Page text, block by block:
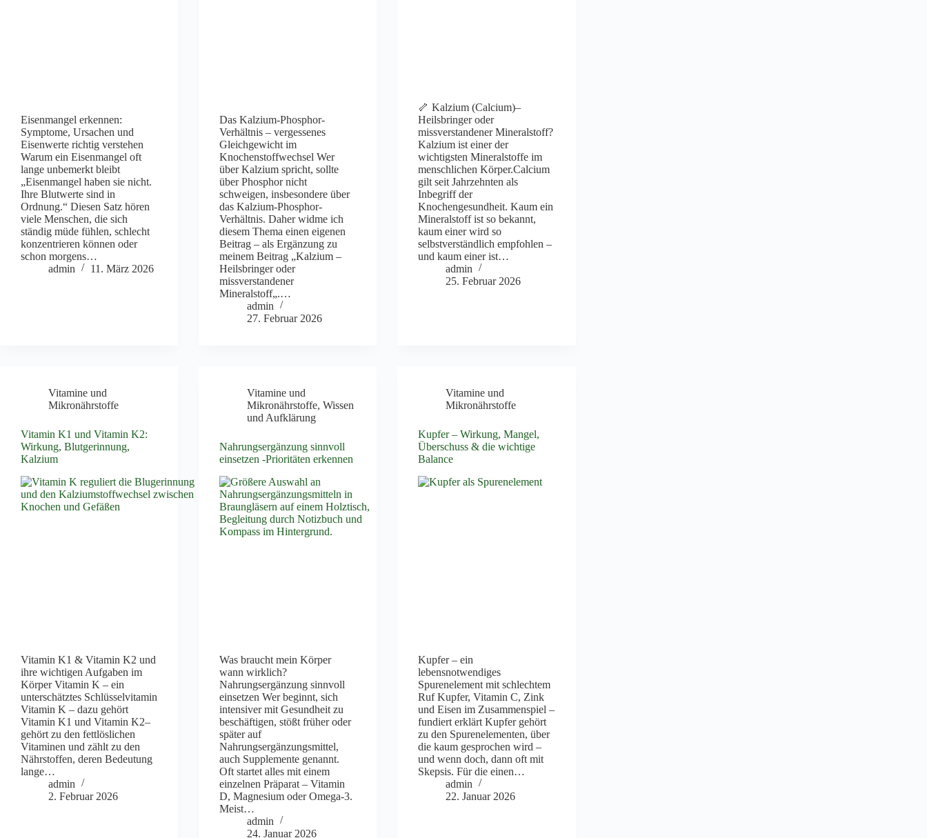
Eisenmangel erkennen:
Symptome, Ursachen und
Eisenwerte richtig verstehen
Warum ein Eisenmangel oft
lange unbemerkt bleibt
„Eisenmangel haben sie nicht.
Ihre Blutwerte sind in
Ordnung.“ Diesen Satz hören
viele Menschen, die sich
ständig müde fühlen, schlecht
konzentrieren können oder
schon morgens…
admin
11. März 2026
Das Kalzium-Phosphor-
Verhältnis – vergessenes
Gleichgewicht im
Knochenstoffwechsel Wer
über Kalzium spricht, sollte
über Phosphor nicht
schweigen, insbesondere über
das Kalzium-Phosphor-
Verhältnis. Daher widme ich
diesem Thema einen eigenen
Beitrag – als Ergänzung zu
meinem Beitrag „Kalzium –
Heilsbringer oder
missverstandener
Mineralstoff„.…
admin
27. Februar 2026
🦴 Kalzium (Calcium)–
Heilsbringer oder
missverstandener Mineralstoff?
Kalzium ist einer der
wichtigsten Mineralstoffe im
menschlichen Körper.Calcium
gilt seit Jahrzehnten als
Inbegriff der
Knochengesundheit. Kaum ein
Mineralstoff ist so bekannt,
kaum einer wird so
selbstverständlich empfohlen –
und kaum einer ist…
admin
25. Februar 2026
Vitamine und
Mikronährstoffe
Vitamin K1 und Vitamin K2:
Wirkung, Blutgerinnung,
Kalzium
Vitamin K1 & Vitamin K2 und
ihre wichtigen Aufgaben im
Körper Vitamin K – ein
unterschätztes Schlüsselvitamin
Vitamin K – dazu gehört
Vitamin K1 und Vitamin K2–
gehört zu den fettlöslichen
Vitaminen und zählt zu den
Nährstoffen, deren Bedeutung
lange…
admin
2. Februar 2026
Vitamine und
Mikronährstoffe,Wissen
und Aufklärung
Nahrungsergänzung sinnvoll
einsetzen -Prioritäten erkennen
Was braucht mein Körper
wann wirklich?
Nahrungsergänzung sinnvoll
einsetzen Wer beginnt, sich
intensiver mit Gesundheit zu
beschäftigen, stößt früher oder
später auf
Nahrungsergänzungsmittel,
auch Supplemente genannt.
Oft startet alles mit einem
einzelnen Präparat – Vitamin
D, Magnesium oder Omega-3.
Meist…
admin
24. Januar 2026
Vitamine und
Mikronährstoffe
Kupfer – Wirkung, Mangel,
Überschuss & die wichtige
Balance
Kupfer – ein
lebensnotwendiges
Spurenelement mit schlechtem
Ruf Kupfer, Vitamin C, Zink
und Eisen im Zusammenspiel –
fundiert erklärt Kupfer gehört
zu den Spurenelementen, über
die kaum gesprochen wird –
und wenn doch, dann oft mit
Skepsis. Für die einen…
admin
22. Januar 2026